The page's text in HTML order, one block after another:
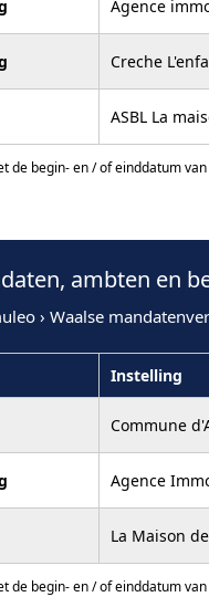
Agence
Creche
ASBL La
de begin- en / of einddatum
ambten en
› Waalse
Instelling
Commune
Agence
La Maison
de begin- en / of einddatum